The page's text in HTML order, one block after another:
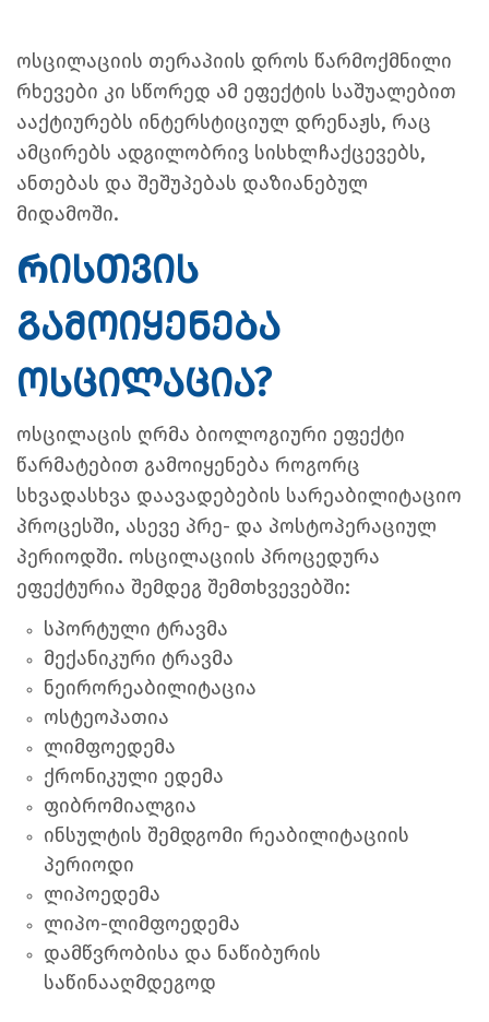
ოსცილაციის თერაპიის დროს წარმოქმნილი
რხევები კი სწორედ ამ ეფექტის საშუალებით
ააქტიურებს ინტერსტიციულ დრენაჟს, რაც
ამცირებს ადგილობრივ სისხლჩაქცევებს,
ანთებას და შეშუპებას დაზიანებულ
მიდამოში.
რისთვის
გამოიყენება
ოსცილაცია?
ოსცილაცის ღრმა ბიოლოგიური ეფექტი
წარმატებით გამოიყენება როგორც
სხვადასხვა დაავადებების სარეაბილიტაციო
პროცესში, ასევე პრე- და პოსტოპერაციულ
პერიოდში. ოსცილაციის პროცედურა
ეფექტურია შემდეგ შემთხვევებში:
სპორტული ტრავმა
მექანიკური ტრავმა
ნეირორეაბილიტაცია
ოსტეოპათია
ლიმფოედემა
ქრონიკული ედემა
ფიბრომიალგია
ინსულტის შემდგომი რეაბილიტაციის
პერიოდი
ლიპოედემა
ლიპო-ლიმფოედემა
დამწვრობისა და ნაწიბურის
საწინააღმდეგოდ